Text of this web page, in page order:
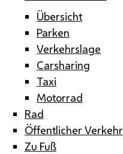
Übersicht
Parken
Verkehrslage
Carsharing
Taxi
Motorrad
Rad
Öffentlicher Verkehr
Zu Fuß